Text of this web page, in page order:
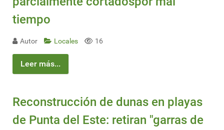
tiempo
Autor Locales 16
Leer más...
Reconstrucción de dunas en playas
de Punta del Este: retiran "garras de